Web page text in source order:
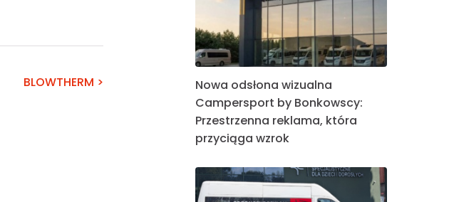
BLOWTHERM >
Nowa odsłona wizualna
Campersport by Bonkowscy:
Przestrzenna reklama, która
przyciąga wzrok